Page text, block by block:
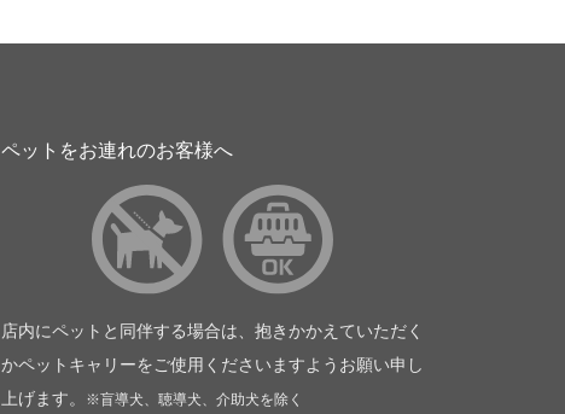
ペットをお連れのお客様へ
店内にペットと同伴する場合は、抱きかかえていただく
かペットキャリーをご使用くださいますようお願い申し
上げます。
※盲導犬、聴導犬、介助犬を除く